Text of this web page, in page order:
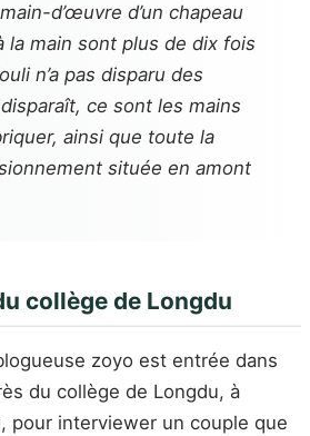
d’œuvre d’un chapeau
la main sont plus de dix fois
n’a pas disparu des
ce sont les mains
ainsi que toute la
située en amont
collège de Longdu
zoyo est entrée dans
du collège de Longdu, à
pour interviewer un couple que